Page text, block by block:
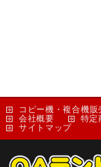
コピー機・複合機販
会社概要
特定
サイトマップ